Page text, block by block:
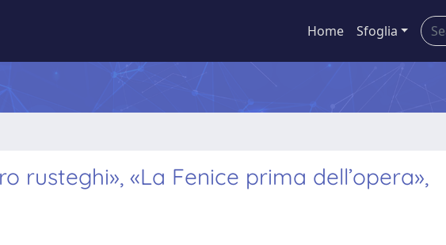
Home Sfoglia
rusteghi», «La Fenice prima dell’opera»,